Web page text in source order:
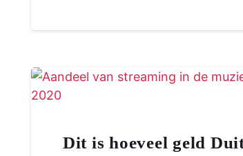
Dit is hoeveel geld